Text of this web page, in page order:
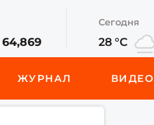
64,869
Сегодня
28 °C
ЖУРНАЛ ВИДЕО